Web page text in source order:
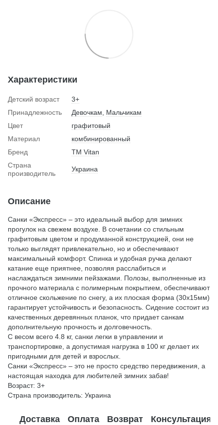
Характеристики
Детский возраст
3+
Принадлежность
Девочкам
Мальчикам
Цвет
графитовый
Материал
комбинированный
Бренд
ТМ Vitan
Страна
производитель
Украина
Описание
Санки «Экспресс» – это идеальный выбор для зимних
прогулок на свежем воздухе. В сочетании со стильным
графитовым цветом и продуманной конструкцией, они не
только выглядят привлекательно, но и обеспечивают
максимальный комфорт. Спинка и удобная ручка делают
катание еще приятнее, позволяя расслабиться и
наслаждаться зимними пейзажами. Полозы, выполненные из
прочного материала с полимерным покрытием, обеспечивают
отличное скольжение по снегу, а их плоская форма (30х15мм)
гарантирует устойчивость и безопасность. Сидение состоит из
качественных деревянных планок, что придает санкам
дополнительную прочность и долговечность.
С весом всего 4.8 кг, санки легки в управлении и
транспортировке, а допустимая нагрузка в 100 кг делает их
пригодными для детей и взрослых.
Санки «Экспресс» – это не просто средство передвижения, а
настоящая находка для любителей зимних забав!
Возраст: 3+
Страна производитель: Украина
Доставка Оплата Возврат Консультация